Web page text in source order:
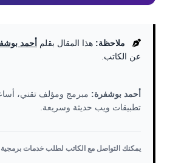
ملاحظة: هذا المقال بقلم أحمد
عن الكاتب.
أحمد بوشفرة: مبرمج ومؤلف تقني،
تطبيقات ويب حديثة وسريعة.
يمكنك التواصل مع الكاتب لطلب خدمات